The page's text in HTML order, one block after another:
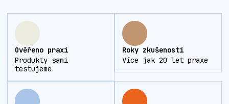
Ověřeno praxí
Produkty sami
testujeme
Roky zkušeností
Více jak 20 let praxe